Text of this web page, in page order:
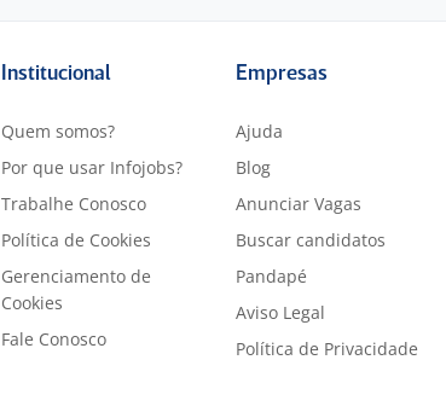
Institucional
Quem somos?
Por que usar Infojobs?
Trabalhe Conosco
Política de Cookies
Gerenciamento de
Cookies
Fale Conosco
Empresas
Ajuda
Blog
Anunciar Vagas
Buscar candidatos
Pandapé
Aviso Legal
Política de Privacidade